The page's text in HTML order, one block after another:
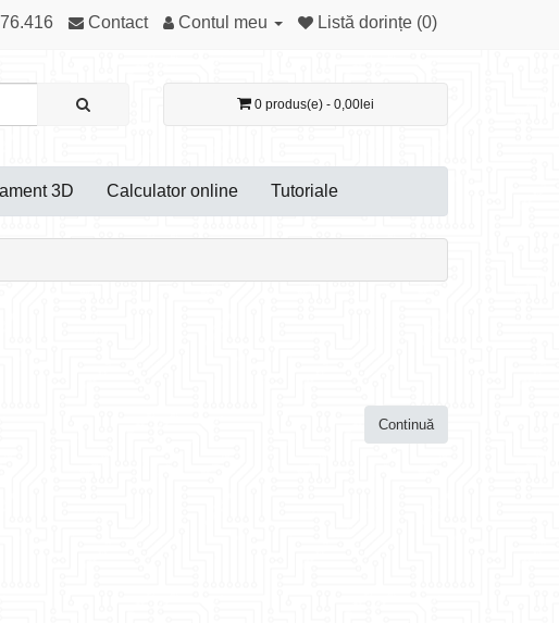
Contact Contul meu Listă dorințe (0)
0 produs(e) - 0,00lei
3D Calculator online Tutoriale
Continuă